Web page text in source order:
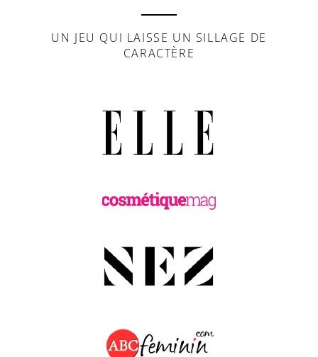
UN JEU QUI LAISSE UN SILLAGE DE
CARACTÈRE